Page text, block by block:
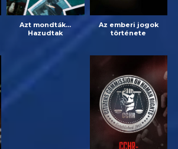
Azt mondták...
Hazudtak
Az emberi jogok
története